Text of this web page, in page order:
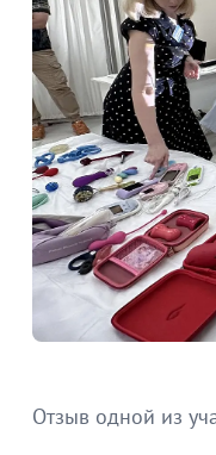
Отзыв одной из